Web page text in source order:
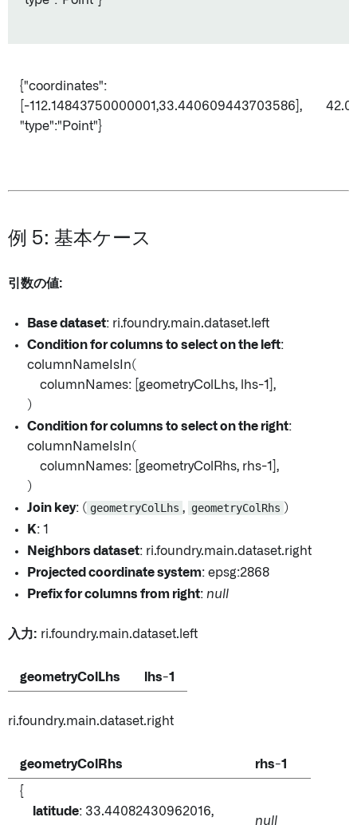
{"coordinates":
[-112.14843750000001,33.440609443703586],
"type":"Point"}
42.0
例 5: 基本ケース
引数の値:
Base dataset: ri.foundry.main.dataset.left
Condition for columns to select on the left:
columnNameIsIn(
columnNames: [geometryColLhs, lhs-1],
)
Condition for columns to select on the right:
columnNameIsIn(
columnNames: [geometryColRhs, rhs-1],
)
Join key: ( geometryColLhs , geometryColRhs )
K: 1
Neighbors dataset: ri.foundry.main.dataset.right
Projected coordinate system: epsg:2868
Prefix for columns from right: null
入力: ri.foundry.main.dataset.left
geometryColLhs lhs-1
ri.foundry.main.dataset.right
geometryColRhs rhs-1
{
latitude: 33.44082430962016,
null